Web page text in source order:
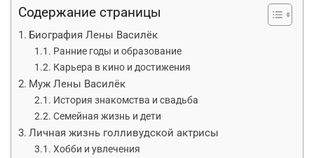
Содержание страницы
Биография Лены Василёк
Ранние годы и образование
Карьера в кино и достижения
Муж Лены Василёк
История знакомства и свадьба
Семейная жизнь и дети
Личная жизнь голливудской актрисы
Хобби и увлечения